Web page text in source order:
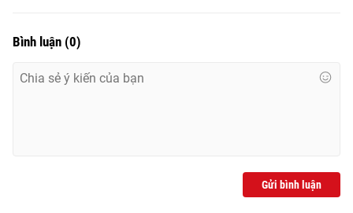
Bình luận (0)
Gửi bình luận